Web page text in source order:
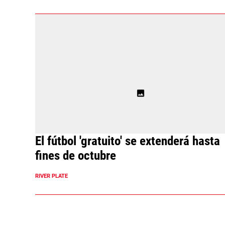
El fútbol 'gratuito' se extenderá hasta
fines de octubre
RIVER PLATE